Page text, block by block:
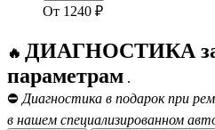
От 1240 ₽
🔥 ДИАГНОСТИКА за
параметрам .
⛔ Диагностика в подарок при
в нашем специализированном